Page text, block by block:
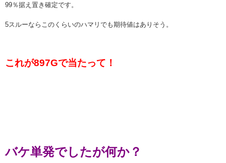
99％据え置き確定です。
5スルーならこのくらいのハマリでも期待値はありそう。
これが897Gで当たって！
バケ単発でしたが何か？